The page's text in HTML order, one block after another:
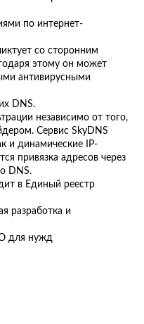
по интернет-
со сторонним
этому он может
антивирусными
DNS.
независимо от того,
Сервис SkyDNS
и динамические IP-
привязка адресов через
DNS.
в Единый реестр
разработка и
для нужд